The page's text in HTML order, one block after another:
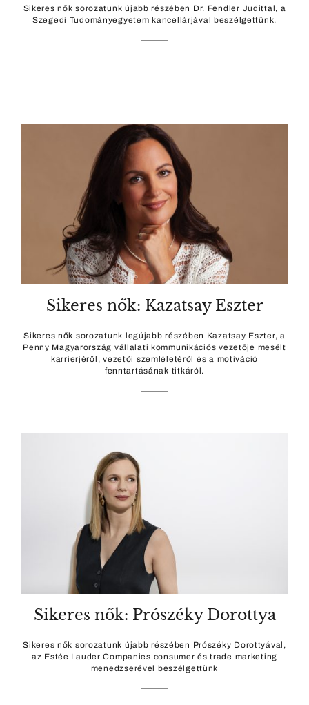
Sikeres nők sorozatunk újabb részében Dr. Fendler Judittal, a
Szegedi Tudományegyetem kancellárjával beszélgettünk.
Sikeres nők: Kazatsay Eszter
Sikeres nők sorozatunk legújabb részében Kazatsay Eszter, a
Penny Magyarország vállalati kommunikációs vezetője mesélt
karrierjéről, vezetői szemléletéről és a motiváció
fenntartásának titkáról.
Sikeres nők: Prószéky Dorottya
Sikeres nők sorozatunk újabb részében Prószéky Dorottyával,
az Estée Lauder Companies consumer és trade marketing
menedzserével beszélgettünk